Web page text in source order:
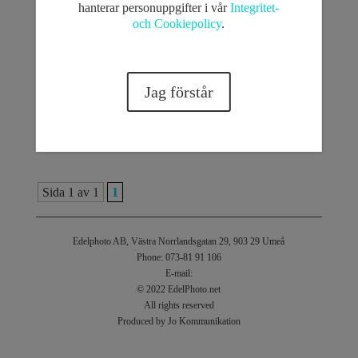
Sida 1 av 1 1
Edelphoto AB, Västra Norrlandsgatan 29, 903 29 Umeå
Phone: 073-81 91 106
E-mail:
© 2022 EdelPhoto.net
All rights reserved
Produced by Jo Kommunikation
hanterar personuppgifter i vårIntegritet-
och Cookiepolicy.
Jag förstår